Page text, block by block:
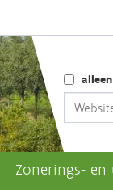
Zoek
Zonerings-